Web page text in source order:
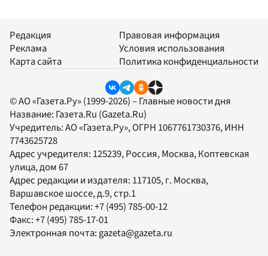
Редакция
Реклама
Карта сайта
Правовая информация
Условия использования
Политика конфиденциальности
© АО «Газета.Ру» (1999-2026) – Главные новости дня
Название: Газета.Ru (Gazeta.Ru)
Учредитель:АО «Газета.Ру», ОГРН 1067761730376, ИНН
7743625728
Адрес учредителя: 125239, Россия, Москва, Коптевская
улица, дом 67
Адрес редакции и издателя: 117105, г. Москва,
Варшавское шоссе, д.9, стр.1
Телефон редакции:+7 (495) 785-00-12
Факс:+7 (495) 785-17-01
Электронная почта:gazeta@gazeta.ru